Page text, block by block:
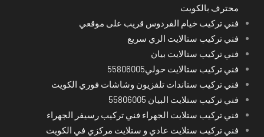
محترف بالكويت
فني تركيب خيام الفردوس قريب على موقعي
فني تركيب ستالايت الري سريع
فني تركيب ستالايت بيان
فني تركيب ستالايت حولي55806005
فني تركيب ستاندات تلفزيون وشاشات فوري الكويت
فني تركيب ستلايت البيان 55806005
فني تركيب ستلايت الجهراء فني تركيب رسيفر الجهراء
فني تركيب ستلايت عادي و ستلايت مركزي في الكويت